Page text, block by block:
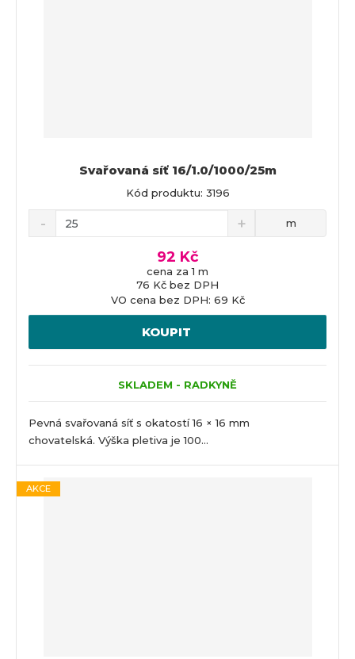
Svařovaná síť 16/1.0/1000/25m
Kód produktu: 3196
92 Kč
cena za 1 m
76 Kč bez DPH
VO cena bez DPH: 69 Kč
m
KOUPIT
SKLADEM - RADKYNĚ
Pevná svařovaná síť s okatostí 16 × 16 mm
chovatelská. Výška pletiva je 100...
AKCE